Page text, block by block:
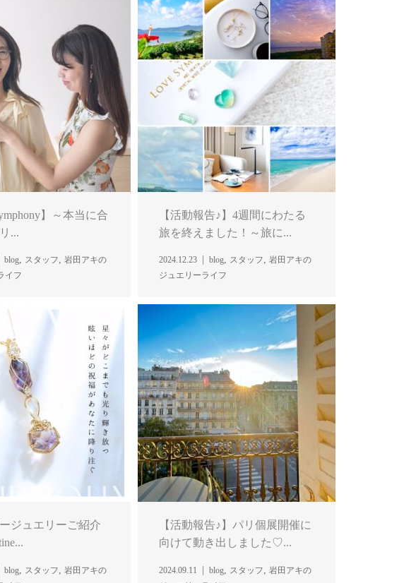
】～本当に合
...
blog,スタッフ,岩田アキの
イフ
【活動報告♪】4週間にわたる
旅を終えました！～旅に...
2024.12.23 スタッフ
岩田アキの
ジュエリーライフ
ジュエリーご紹介
スタッフ
岩田アキの
【活動報告♪】パリ個展開催に
向けて動き出しました♡...
2024.09.11 blog,スタッフ,岩田アキの
ジュエリーライフ